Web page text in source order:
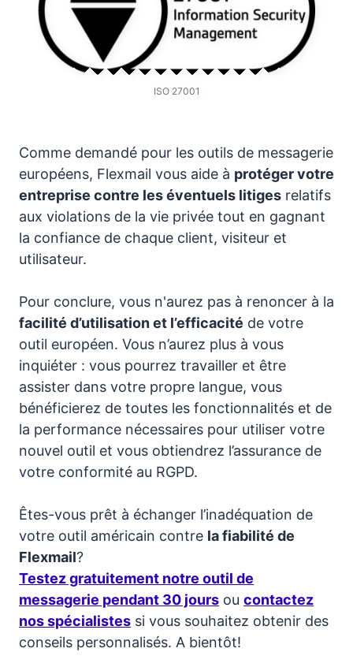
ISO 27001
Comme demandé pour les outils de messagerie
européens, Flexmail vous aide à protéger votre
entreprise contre les éventuels litiges relatifs
aux violations de la vie privée tout en gagnant
la confiance de chaque client, visiteur et
utilisateur.
Pour conclure, vous n'aurez pas à renoncer à la
facilité d’utilisation et l’efficacité de votre
outil européen. Vous n’aurez plus à vous
inquiéter : vous pourrez travailler et être
assister dans votre propre langue, vous
bénéficierez de toutes les fonctionnalités et de
la performance nécessaires pour utiliser votre
nouvel outil et vous obtiendrez l’assurance de
votre conformité au RGPD.
Êtes-vous prêt à échanger l’inadéquation de
votre outil américain contre la fiabilité de
Flexmail?
Testez gratuitement notre outil de
messagerie pendant 30 jours ou contactez
nos spécialistes si vous souhaitez obtenir des
conseils personnalisés. A bientôt!